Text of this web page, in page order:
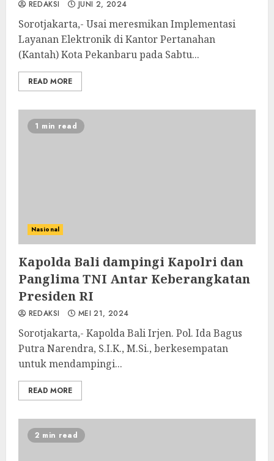
REDAKSI JUNI 2, 2024
Sorotjakarta,- Usai meresmikan Implementasi
Layanan Elektronik di Kantor Pertanahan
(Kantah) Kota Pekanbaru pada Sabtu...
READ MORE
1 min read
Nasional
Kapolda Bali dampingi Kapolri dan
Panglima TNI Antar Keberangkatan
Presiden RI
REDAKSI MEI 21, 2024
Sorotjakarta,- Kapolda Bali Irjen. Pol. Ida Bagus
Putra Narendra, S.I.K., M.Si., berkesempatan
untuk mendampingi...
READ MORE
2 min read